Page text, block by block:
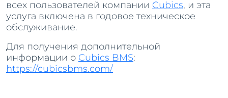
всех пользователей компании Cubics, и эта
услуга включена в годовое техническое
обслуживание.
Для получения дополнительной
информации о Cubics BMS:
https://cubicsbms.com/